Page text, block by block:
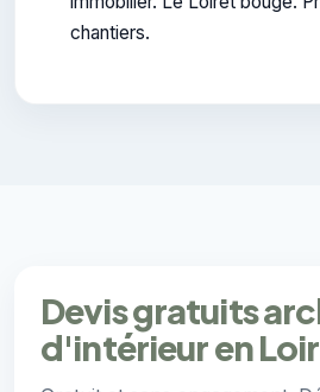
chantiers.
Devis gratuits
d'intérieur en